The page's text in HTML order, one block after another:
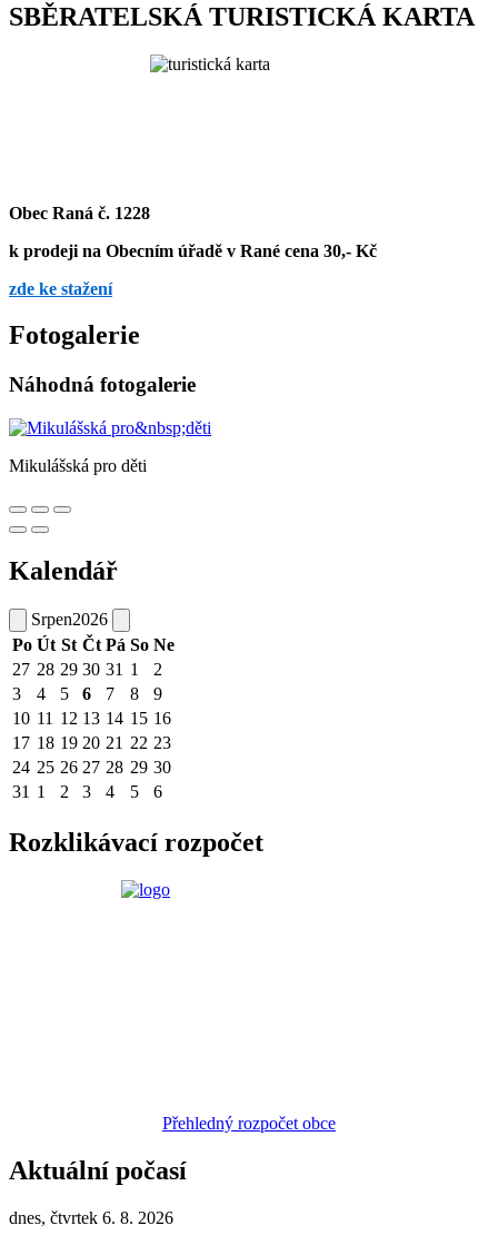
SBĚRATELSKÁ TURISTICKÁ KARTA
Obec Raná č. 1228
k prodeji na Obecním úřadě v Rané cena 30,- Kč
zde ke stažení
Fotogalerie
Náhodná fotogalerie
Mikulášská pro děti
Kalendář
Srpen2026
Po Út St Čt Pá So Ne
27 28 29 30 31 1
2
3
4 5 6 7 8
9
10 11 12 13 14 15 16
17 18 19 20 21 22 23
24 25 26 27 28 29 30
31 1 2 3 4 5 6
Rozklikávací rozpočet
Přehledný rozpočet obce
Aktuální počasí
dnes, čtvrtek 6. 8. 2026